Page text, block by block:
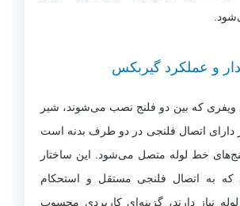
و عملکرد گیربکس
که بین دو فلنج نصب می‌شوند، شیر
دارای اتصال فلنجی در دو طرف بدنه است
خط لوله متصل می‌شود. این ساختار
که به اتصال فلنجی مستقل و استحکام
نیاز دارند، گزینه‌ای کاربردی محسوب